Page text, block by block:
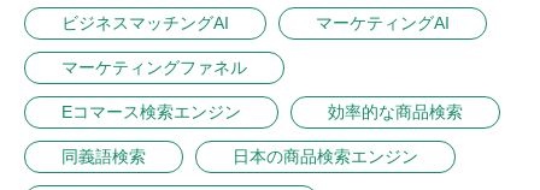
ビジネスマッチングAI マーケティングAI
マーケティングファネル
Eコマース検索エンジン 効率的な商品検索
同義語検索 日本の商品検索エンジン